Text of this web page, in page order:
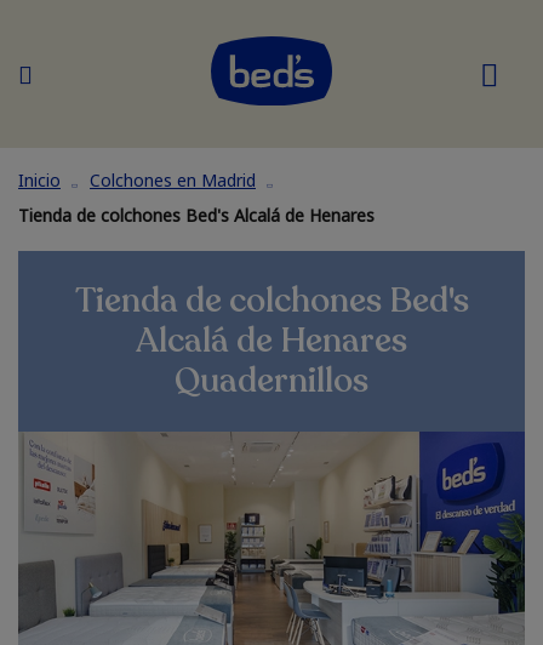
Inicio
Colchones en Madrid
Tienda de colchones Bed's Alcalá de Henares
Tienda de colchones Bed's
Alcalá de Henares
Quadernillos